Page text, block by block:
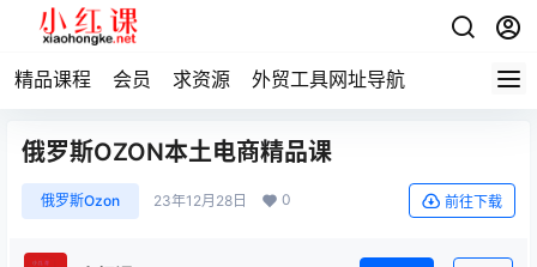
精品课程 会员 求资源 外贸工具网址导航
俄罗斯OZON本土电商精品课
俄罗斯Ozon 23年12月28日 0 前往下载